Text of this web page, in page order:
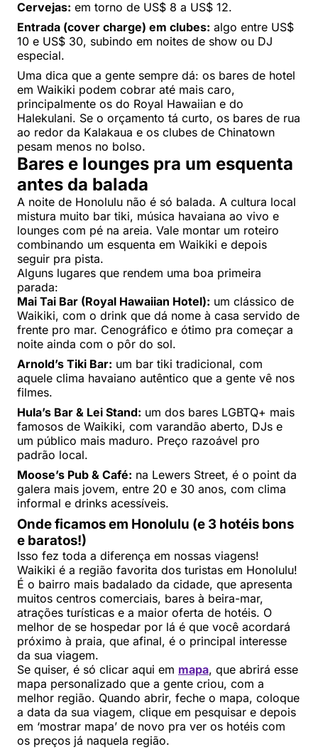
Cervejas: em torno de US$ 8 a US$ 12.
Entrada (cover charge) em clubes: algo entre US$
10 e US$ 30, subindo em noites de show ou DJ
especial.
Uma dica que a gente sempre dá: os bares de hotel
em Waikiki podem cobrar até mais caro,
principalmente os do Royal Hawaiian e do
Halekulani. Se o orçamento tá curto, os bares de rua
ao redor da Kalakaua e os clubes de Chinatown
pesam menos no bolso.
Bares e lounges pra um esquenta
antes da balada
A noite de Honolulu não é só balada. A cultura local
mistura muito bar tiki, música havaiana ao vivo e
lounges com pé na areia. Vale montar um roteiro
combinando um esquenta em Waikiki e depois
seguir pra pista.
Alguns lugares que rendem uma boa primeira
parada:
Mai Tai Bar (Royal Hawaiian Hotel): um clássico de
Waikiki, com o drink que dá nome à casa servido de
frente pro mar. Cenográfico e ótimo pra começar a
noite ainda com o pôr do sol.
Arnold’s Tiki Bar: um bar tiki tradicional, com
aquele clima havaiano autêntico que a gente vê nos
filmes.
Hula’s Bar & Lei Stand: um dos bares LGBTQ+ mais
famosos de Waikiki, com varandão aberto, DJs e
um público mais maduro. Preço razoável pro
padrão local.
Moose’s Pub & Café: na Lewers Street, é o point da
galera mais jovem, entre 20 e 30 anos, com clima
informal e drinks acessíveis.
Onde ficamos em Honolulu (e 3 hotéis bons
e baratos!)
Isso fez toda a diferença em nossas viagens!
Waikiki é a região favorita dos turistas em Honolulu!
É o bairro mais badalado da cidade, que apresenta
muitos centros comerciais, bares à beira-mar,
atrações turísticas e a maior oferta de hotéis. O
melhor de se hospedar por lá é que você acordará
próximo à praia, que afinal, é o principal interesse
da sua viagem.
Se quiser, é só clicar aqui em mapa, que abrirá esse
mapa personalizado que a gente criou, com a
melhor região. Quando abrir, feche o mapa, coloque
a data da sua viagem, clique em pesquisar e depois
em ‘mostrar mapa’ de novo pra ver os hotéis com
os preços já naquela região.